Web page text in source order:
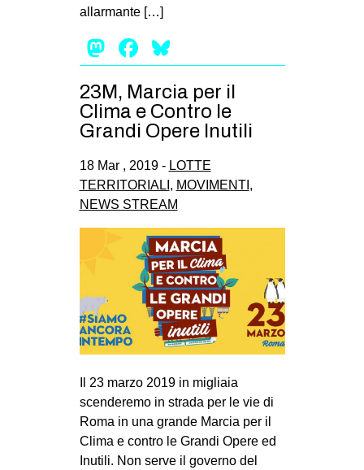
allarmante […]
Mastodon
Facebook
23M, Marcia per il
Clima e Contro le
Grandi Opere Inutili
18 Mar , 2019 - LOTTE
TERRITORIALI , MOVIMENTI ,
NEWS STREAM
Il 23 marzo 2019 in migliaia
scenderemo in strada per le vie di
Roma in una grande Marcia per il
Clima e contro le Grandi Opere ed
Inutili. Non serve il governo del